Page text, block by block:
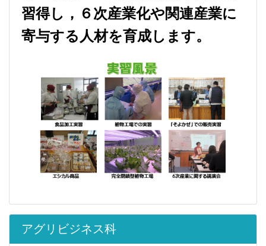
習得し，６次産業化や関連産業に
寄与する人材を育成します。
アグリビジネス科